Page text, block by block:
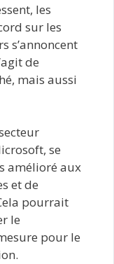
les
sur les
s’annoncent
de
mais aussi
se
amélioré aux
et de
pourrait
le
pour le